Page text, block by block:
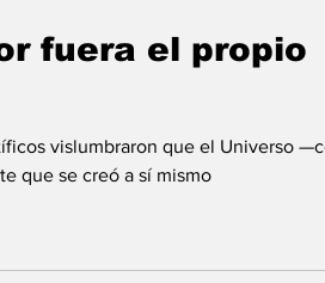
fuera el propio
vislumbraron que el Universo
que se creó a sí mismo